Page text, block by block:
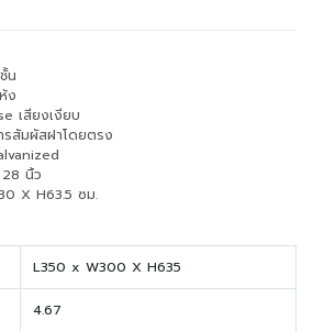
น
ง
เสียงเงียบ
รสัมผัสฝาโดยตรง
นิ้ว
X H63.5 ซม.
L350 x W300 X H635
4.67